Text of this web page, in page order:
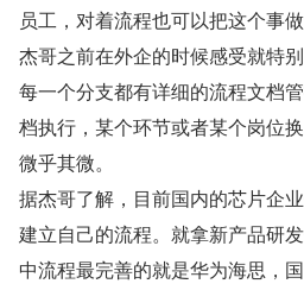
员工，对着流程也可以把这个事做
杰哥之前在外企的时候感受就特
每一个分支都有详细的流程文档
档执行，某个环节或者某个岗位
微乎其微。
据杰哥了解，目前国内的芯片企
建立自己的流程。就拿新产品研
中流程最完善的就是华为海思，